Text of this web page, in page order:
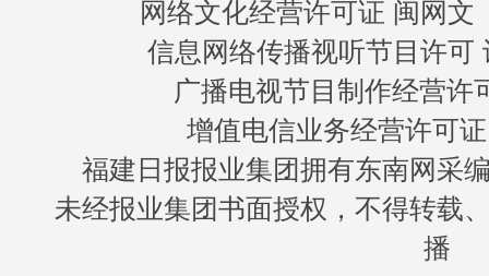
网络文化经营许可证 闽网文
信息网络传播视听节目许可
广播电视节目制作经营许
增值电信业务经营许可
福建日报报业集团拥有东南网采
未经报业集团书面授权，不得转载
播